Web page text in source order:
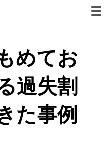
めてお
過失割
た事例